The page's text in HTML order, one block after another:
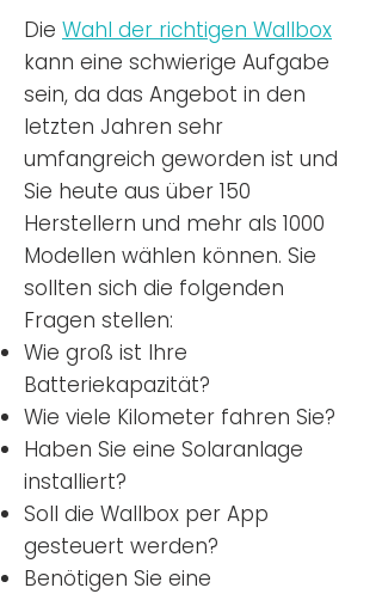
Die Wahl der richtigen Wallbox
kann eine schwierige Aufgabe
sein, da das Angebot in den
letzten Jahren sehr
umfangreich geworden ist und
Sie heute aus über 150
Herstellern und mehr als 1000
Modellen wählen können. Sie
sollten sich die folgenden
Fragen stellen:
Wie groß ist Ihre
Batteriekapazität?
Wie viele Kilometer fahren Sie?
Haben Sie eine Solaranlage
installiert?
Soll die Wallbox per App
gesteuert werden?
Benötigen Sie eine